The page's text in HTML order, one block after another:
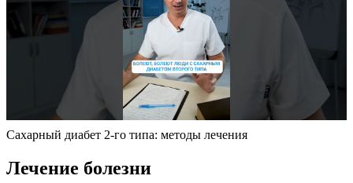
Сахарный диабет 2-го типа: методы лечения
Лечение болезни